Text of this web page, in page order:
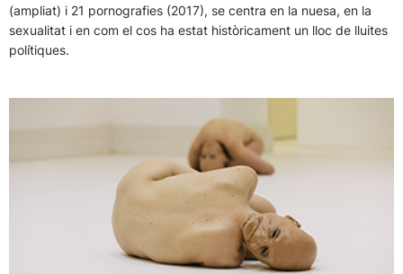
(ampliat) i 21 pornografies (2017), se centra en la nuesa, en la
sexualitat i en com el cos ha estat històricament un lloc de lluites
polítiques.